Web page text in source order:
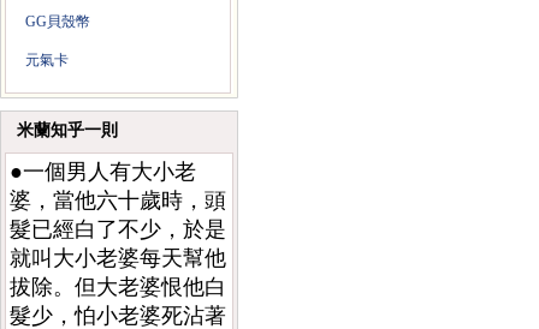
GG貝殼幣
元氣卡
米蘭知乎一則
●一個男人有大小老
婆，當他六十歲時，頭
髮已經白了不少，於是
就叫大小老婆每天幫他
拔除。但大老婆恨他白
髮少，怕小老婆死沾著